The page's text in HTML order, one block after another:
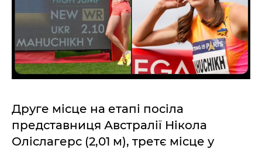
Друге місце на етапі посіла
представниця Австралії Нікола
Оліслагерс (2,01 м), третє місце у